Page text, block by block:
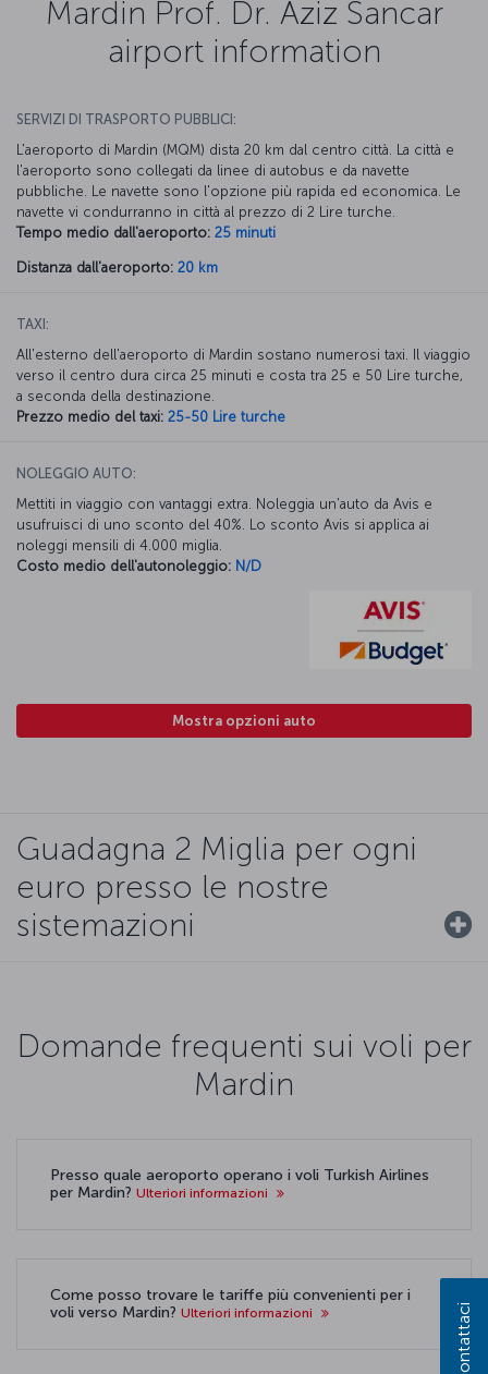
Mardin Prof. Dr. Aziz Sancar
airport information
SERVIZI DI TRASPORTO PUBBLICI:
L'aeroporto di Mardin (MQM) dista 20 km dal centro città. La città e
l'aeroporto sono collegati da linee di autobus e da navette
pubbliche. Le navette sono l'opzione più rapida ed economica. Le
navette vi condurranno in città al prezzo di 2 Lire turche.
Tempo medio dall'aeroporto: 25 minuti
Distanza dall'aeroporto: 20 km
TAXI:
All'esterno dell'aeroporto di Mardin sostano numerosi taxi. Il viaggio
verso il centro dura circa 25 minuti e costa tra 25 e 50 Lire turche,
a seconda della destinazione.
Prezzo medio del taxi: 25-50 Lire turche
NOLEGGIO AUTO:
Mettiti in viaggio con vantaggi extra. Noleggia un'auto da Avis e
usufruisci di uno sconto del 40%. Lo sconto Avis si applica ai
noleggi mensili di 4.000 miglia.
Costo medio dell'autonoleggio: N/D
Mostra opzioni auto
Guadagna 2 Miglia per ogni
euro presso le nostre
sistemazioni
Domande frequenti sui voli per
Mardin
Presso quale aeroporto operano i voli Turkish Airlines
per Mardin? Ulteriori informazioni
Come posso trovare le tariffe più convenienti per i
voli verso Mardin? Ulteriori informazioni Contattaci